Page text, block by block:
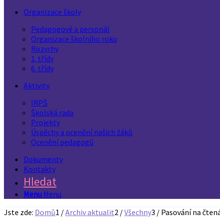
Organizace školy
Pedagogové a personál
Organizace školního roku
Rozvrhy
1. třídy
6. třídy
Aktivity
IRPŠ
Školská rada
Projekty
Úspěchy a ocenění našich žáků
Ocenění pedagogů
Dokumenty
Kontakty
Hledat
Menu Menu
Jste zde: Domů1 /Archiv aktualit2 /Všechny3 / Pasování na